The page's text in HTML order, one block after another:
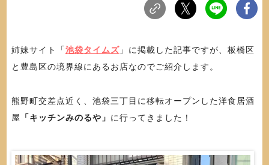
姉妹サイト「池袋タイムズ」に掲載した記事ですが、板橋区
と豊島区の境界線にあるお店なのでご紹介します。
熊野町交差点近く、池袋三丁目に移転オープンした洋食居酒
屋
「キッチンみのるや」 に行ってきました！